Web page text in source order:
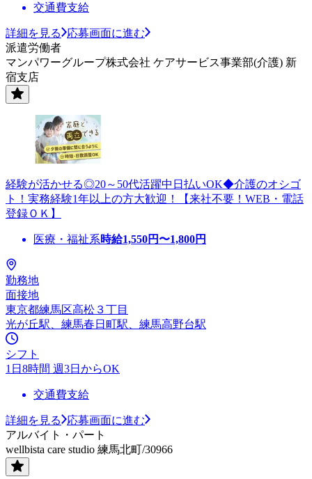
交通費支給
詳細を見る
応募画面に進む
派遣労働者
マンパワーグループ株式会社 ケアサービス事業部(介護) 新
宿支店
経験が活かせる◎20～50代活躍中日払いOK◆介護のオシゴ
ト！実務経験1年以上の方大歓迎！【来社不要！WEB・電話
登録ＯＫ】
医療・福祉系時給1,550円〜1,800円
勤務地
面接地
東京都練馬区高松３丁目
光が丘駅、練馬春日町駅、練馬高野台駅
シフト
1日8時間 週3日からOK
交通費支給
詳細を見る
応募画面に進む
アルバイト・パート
wellbista care studio 練馬北町/30966